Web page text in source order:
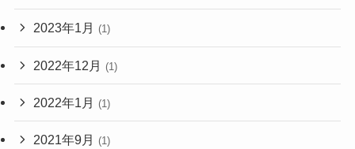
2023年1月 (1)
2022年12月 (1)
2022年1月 (1)
2021年9月 (1)